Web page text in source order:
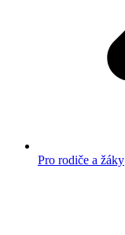
Pro rodiče a žáky